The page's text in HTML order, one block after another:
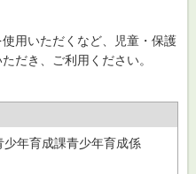
用いただくなど、児童・保護
だき、ご利用ください。
年育成課青少年育成係